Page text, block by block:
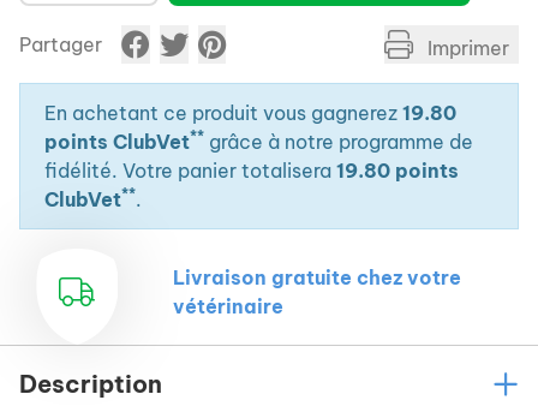
Partager Imprimer
En achetant ce produit vous gagnerez 19.80
points ClubVet** grâce à notre programme de
fidélité. Votre panier totalisera 19.80 points
ClubVet**.
Livraison gratuite chez votre
vétérinaire
Description